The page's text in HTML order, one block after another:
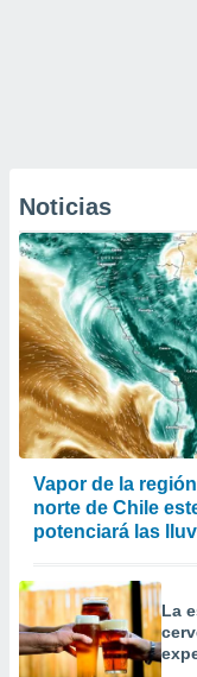
Noticias
Vapor de la
norte de Chile
potenciará las
La